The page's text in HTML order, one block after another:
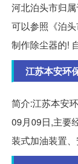
河北泊头市归
可以参照《泊
制作除尘器的!
江苏本安环
简介:江苏本安
09月09日,主要
装式加油装置、